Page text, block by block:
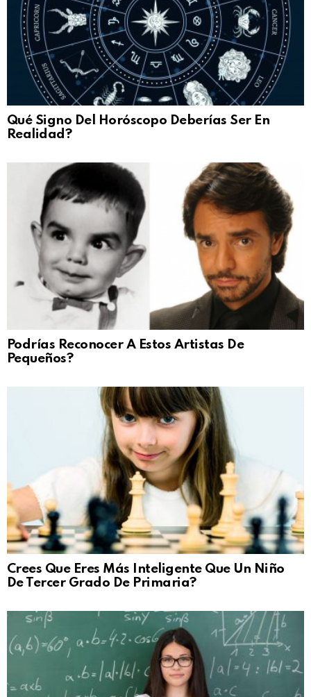
Qué Signo Del Horóscopo Deberías Ser En
Realidad?
Podrías Reconocer A Estos Artistas De
Pequeños?
Crees Que Eres Más Inteligente Que Un Niño
De Tercer Grado De Primaria?